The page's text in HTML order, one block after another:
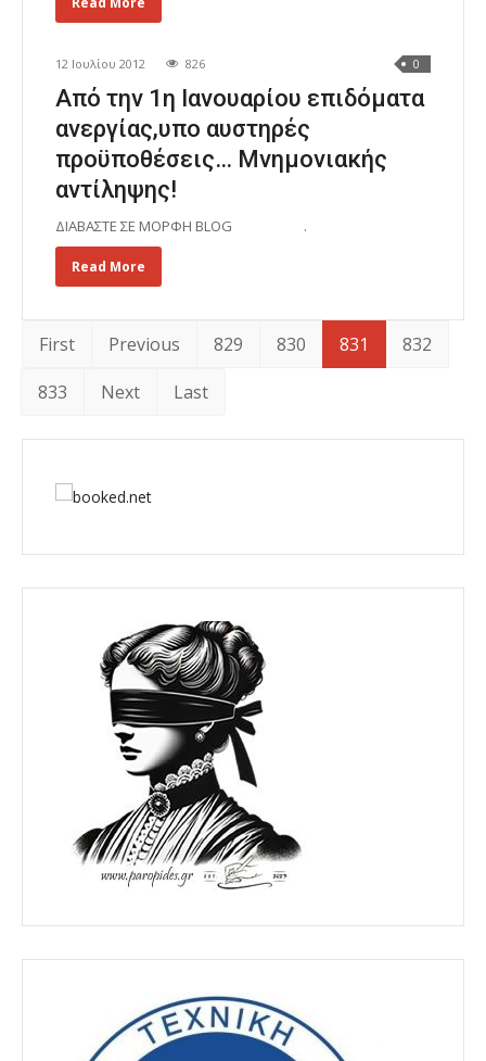
12 Ιουλίου 2012 826 0
Από την 1η Ιανουαρίου επιδόματα
ανεργίας,υπο αυστηρές
προϋποθέσεις… Μνημονιακής
αντίληψης!
ΔΙΑΒΑΣΤΕ ΣΕ ΜΟΡΦΗ BLOG .
Read More
First Previous 829 830 831
832
833
Next Last